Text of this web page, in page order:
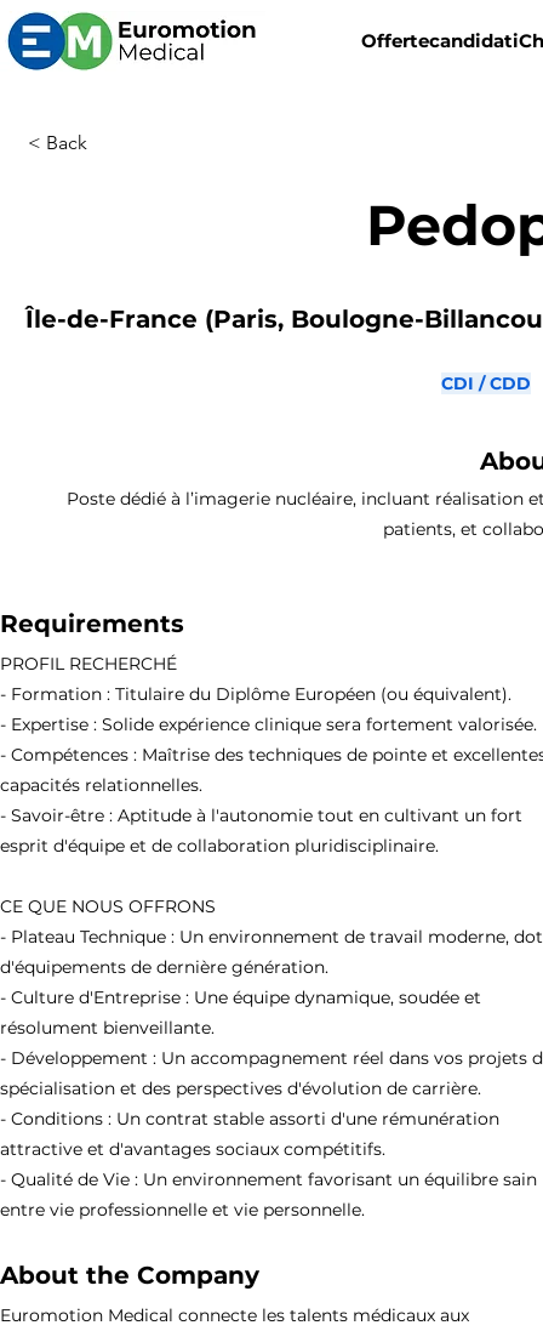
Offertecandidati
< Back
Île-de-France (Paris, Boulogne-
CDI / CDD
Poste dédié à l’imagerie nucléaire, incluant
patients, et
Requirements
PROFIL RECHERCHÉ
- Formation : Titulaire du Diplôme Européen (ou équivalent).
- Expertise : Solide expérience clinique sera fortement valorisée.
- Compétences : Maîtrise des techniques de pointe et
capacités relationnelles.
- Savoir-être : Aptitude à l'autonomie tout en cultivant un fort
esprit d'équipe et de collaboration pluridisciplinaire.
CE QUE NOUS OFFRONS
- Plateau Technique : Un environnement de travail moderne,
d'équipements de dernière génération.
- Culture d'Entreprise : Une équipe dynamique, soudée et
résolument bienveillante.
- Développement : Un accompagnement réel dans vos projets
spécialisation et des perspectives d'évolution de carrière.
- Conditions : Un contrat stable assorti d'une rémunération
attractive et d'avantages sociaux compétitifs.
- Qualité de Vie : Un environnement favorisant un équilibre sain
entre vie professionnelle et vie personnelle.
About the Company
Euromotion Medical connecte les talents médicaux aux